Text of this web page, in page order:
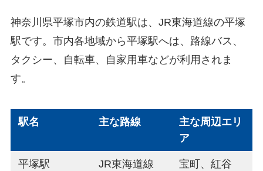
神奈川県平塚市内の鉄道駅は、JR東海道線の平塚
駅です。市内各地域から平塚駅へは、路線バス、
タクシー、自転車、自家用車などが利用されま
す。
駅名 主な路線
主な周辺エリ
ア
平塚駅 JR東海道線
宝町、紅谷